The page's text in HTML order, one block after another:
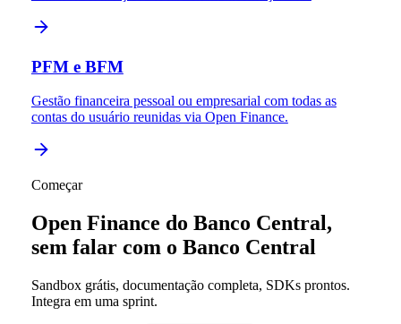
PFM e BFM
Gestão financeira pessoal ou empresarial com todas as
contas do usuário reunidas via Open Finance.
Começar
Open Finance do Banco Central,
sem falar com o Banco Central
Sandbox grátis, documentação completa, SDKs prontos.
Integra em uma sprint.